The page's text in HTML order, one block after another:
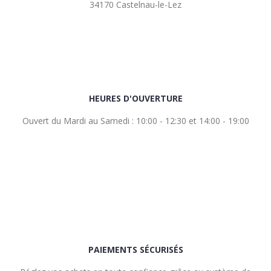
34170 Castelnau-le-Lez
HEURES D'OUVERTURE
Ouvert du Mardi au Samedi : 10:00 - 12:30 et 14:00 - 19:00
PAIEMENTS SÉCURISÉS